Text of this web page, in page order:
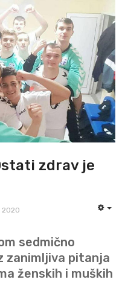
zdrav je
2020
sedmično
zanimljiva pitanja
ženskih i muških